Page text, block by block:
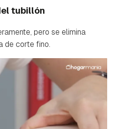
tubillón
pero se elimina
de corte fino.